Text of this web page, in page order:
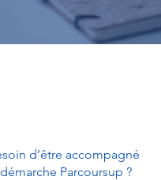
d’être accompagné
Parcoursup ?